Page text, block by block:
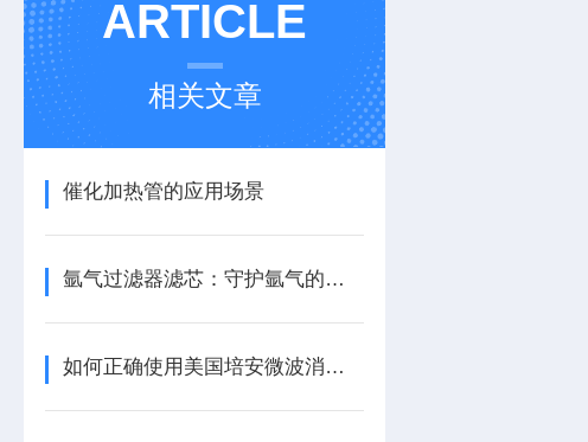
ARTICLE
相关文章
催化加热管的应用场景
氩气过滤器滤芯：守护氩气的纯净之源
如何正确使用美国培安微波消解管进行样品消解？